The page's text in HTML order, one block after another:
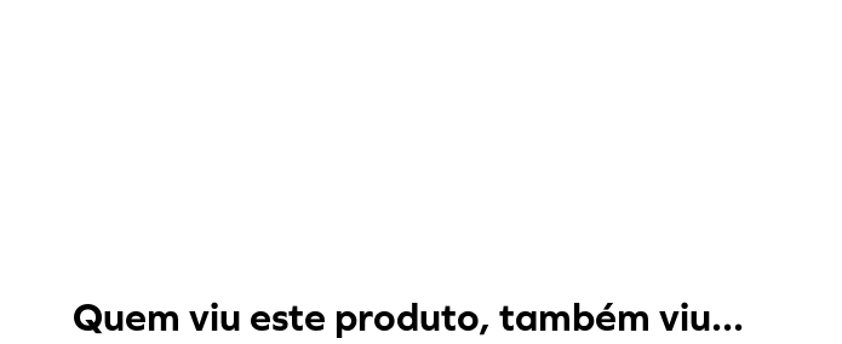
Quem viu este produto, também viu...